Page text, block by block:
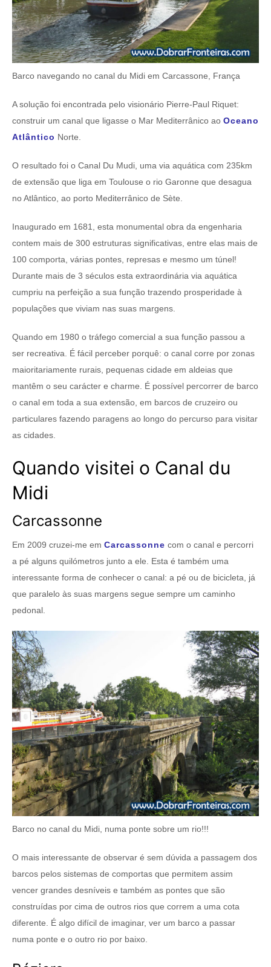
Barco navegando no canal du Midi em Carcassone, França
A solução foi encontrada pelo visionário Pierre-Paul Riquet:
construir um canal que ligasse o Mar Mediterrânico ao Oceano
Atlântico Norte.
O resultado foi o Canal Du Mudi, uma via aquática com 235km
de extensão que liga em Toulouse o rio Garonne que desagua
no Atlântico, ao porto Mediterrânico de Sète.
Inaugurado em 1681, esta monumental obra da engenharia
contem mais de 300 estruturas significativas, entre elas mais de
100 comporta, várias pontes, represas e mesmo um túnel!
Durante mais de 3 séculos esta extraordinária via aquática
cumpriu na perfeição a sua função trazendo prosperidade à
populações que viviam nas suas margens.
Quando em 1980 o tráfego comercial a sua função passou a
ser recreativa. É fácil perceber porquê: o canal corre por zonas
maioritariamente rurais, pequenas cidade em aldeias que
mantêm o seu carácter e charme. É possível percorrer de barco
o canal em toda a sua extensão, em barcos de cruzeiro ou
particulares fazendo paragens ao longo do percurso para visitar
as cidades.
Quando visitei o Canal du
Midi
Carcassonne
Em 2009 cruzei-me em Carcassonne com o canal e percorri
a pé alguns quilómetros junto a ele. Esta é também uma
interessante forma de conhecer o canal: a pé ou de bicicleta, já
que paralelo às suas margens segue sempre um caminho
pedonal.
Barco no canal du Midi, numa ponte sobre um rio!!!
O mais interessante de observar é sem dúvida a passagem dos
barcos pelos sistemas de comportas que permitem assim
vencer grandes desníveis e também as pontes que são
construídas por cima de outros rios que correm a uma cota
diferente. É algo difícil de imaginar, ver um barco a passar
numa ponte e o outro rio por baixo.